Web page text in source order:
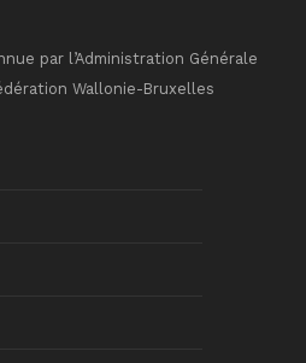
par l’Administration Générale
Wallonie-Bruxelles